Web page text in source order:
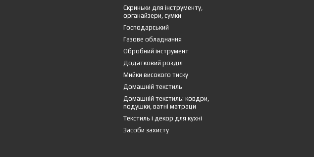
Скриньки для інструменту,
органайзери, сумки
Господарський
Газове обладнання
Обробний інструмент
Додатковий розділ
Мийки високого тиску
Домашній текстиль
Домашній текстиль: ковдри,
подушки, ватні матраци
Текстиль і декор для кухні
Засоби захисту